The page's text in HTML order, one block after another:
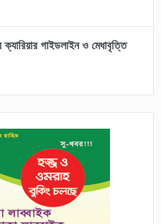
ক্যারিয়ার গাইডলাইন ও মেধাবৃত্তি